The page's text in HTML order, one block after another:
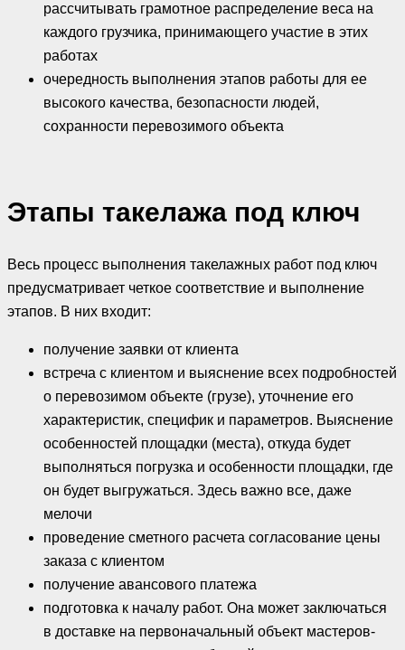
рассчитывать грамотное распределение веса на
каждого грузчика, принимающего участие в этих
работах
очередность выполнения этапов работы для ее
высокого качества, безопасности людей,
сохранности перевозимого объекта
Этапы такелажа под ключ
Весь процесс выполнения такелажных работ под ключ
предусматривает четкое соответствие и выполнение
этапов. В них входит:
получение заявки от клиента
встреча с клиентом и выяснение всех подробностей
о перевозимом объекте (грузе), уточнение его
характеристик, специфик и параметров. Выяснение
особенностей площадки (места), откуда будет
выполняться погрузка и особенности площадки, где
он будет выгружаться. Здесь важно все, даже
мелочи
проведение сметного расчета согласование цены
заказа с клиентом
получение авансового платежа
подготовка к началу работ. Она может заключаться
в доставке на первоначальный объект мастеров-